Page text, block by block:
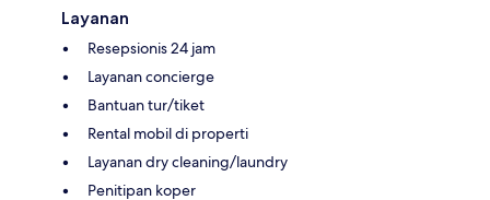
Layanan
Resepsionis 24 jam
Layanan concierge
Bantuan tur/tiket
Rental mobil di properti
Layanan dry cleaning/laundry
Penitipan koper